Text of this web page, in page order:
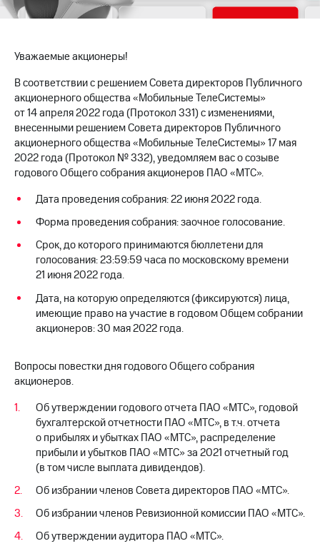
МТС
Достижения
Интервью
Финансовая
отчетность
Контакты
в
и акционерам
Корпоративное
управление
Корпоративный
секретарь
Раскрытие
информации
акционерам
Документы
"МТС"
Собрания
акционеров
Личный
кабинет
акционера
Акционерный
капитал
Контроль
аудит
Уважаемые акционеры!
В соответствии с решением Совета директоров Публичного
акционерного общества «Мобильные ТелеСистемы»
от 14 апреля 2022 года (Протокол 331) с изменениями,
внесенными решением Совета директоров Публичного
акционерного общества «Мобильные ТелеСистемы» 17 мая
2022 года (Протокол № 332), уведомляем вас о созыве
годового Общего собрания акционеров ПАО «МТС».
Дата проведения собрания: 22 июня 2022 года.
Форма проведения собрания: заочное голосование.
Срок, до которого принимаются бюллетени для
голосования: 23:59:59 часа по московскому времени
21 июня 2022 года.
Дата, на которую определяются (фиксируются) лица,
имеющие право на участие в годовом Общем собрании
акционеров: 30 мая 2022 года.
Вопросы повестки дня годового Общего собрания
акционеров.
Об утверждении годового отчета ПАО «МТС», годовой
бухгалтерской отчетности ПАО «МТС», в т.ч. отчета
о прибылях и убытках ПАО «МТС», распределение
прибыли и убытков ПАО «МТС» за 2021 отчетный год
(в том числе выплата дивидендов).
Об избрании членов Совета директоров ПАО «МТС».
Об избрании членов Ревизионной комиссии ПАО «МТС».
Об утверждении аудитора ПАО «МТС».